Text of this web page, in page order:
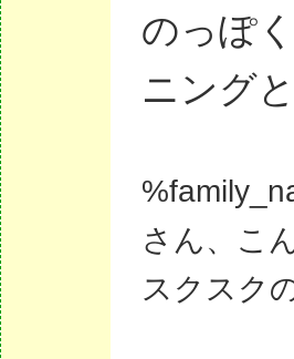
のっぽ
ニングと
さん、こ
スクスク